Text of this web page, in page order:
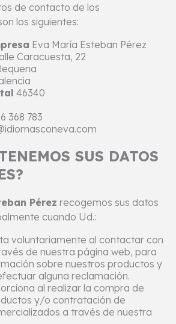
de contacto de los
los siguientes:
Eva María Esteban Pérez
Caracuesta, 22
46340
368 783
SUS DATOS
Pérez recogemos sus datos
cuando Ud.:
voluntariamente al contactar con
de nuestra página web, para
sobre nuestros productos y
alguna reclamación.
al realizar la compra de
y/o contratación de
a través de nuestra